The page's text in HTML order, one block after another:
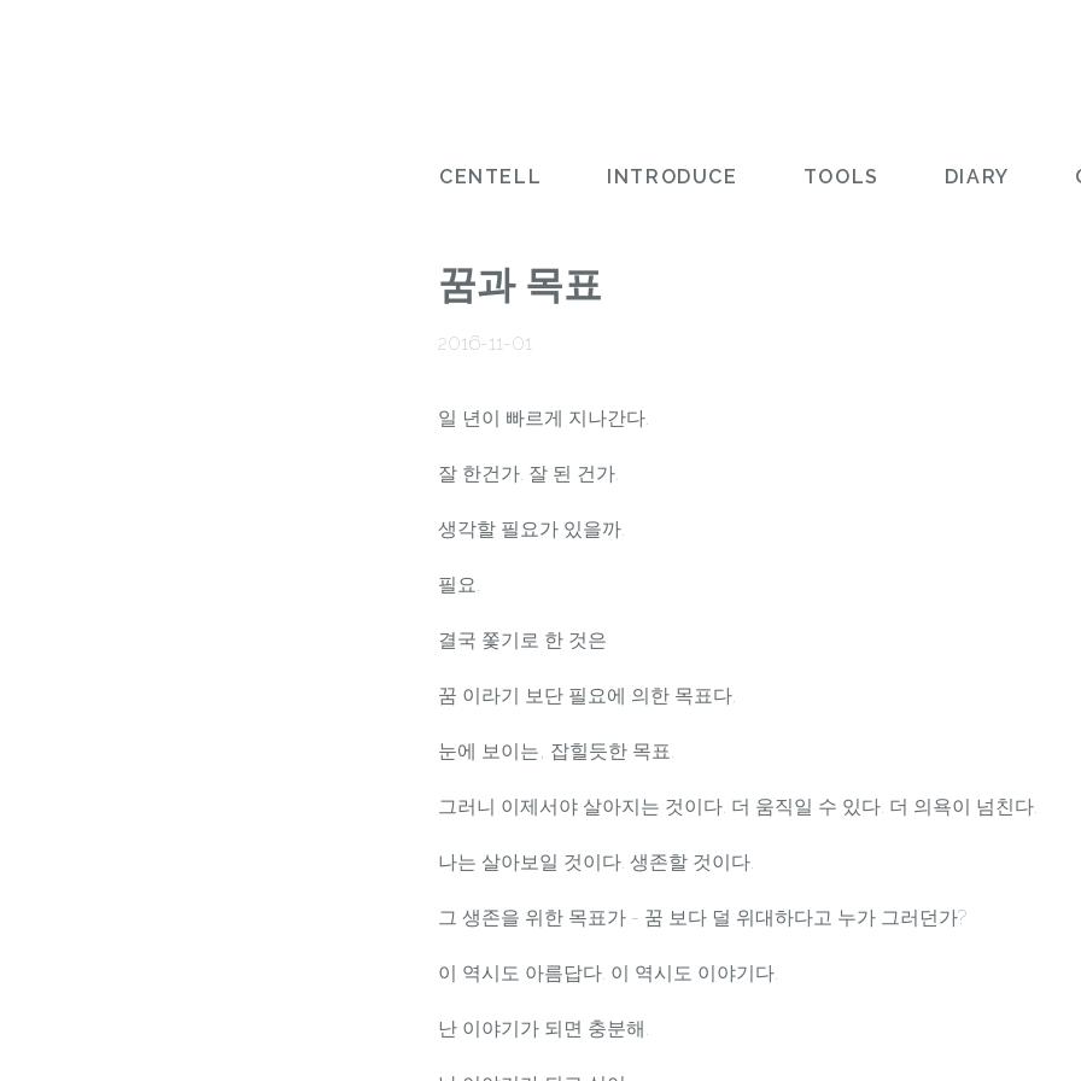
CENTELL INTRODUCE TOOLS DIARY
꿈과 목표
2016-11-01
일 년이 빠르게 지나간다.
잘 한건가. 잘 된 건가.
생각할 필요가 있을까.
필요.
결국 쫓기로 한 것은
꿈 이라기 보단 필요에 의한 목표다.
눈에 보이는, 잡힐듯한 목표.
그러니 이제서야 살아지는 것이다. 더 움직일 수 있다. 더 의욕이 넘친다.
나는 살아보일 것이다. 생존할 것이다.
그 생존을 위한 목표가 - 꿈 보다 덜 위대하다고 누가 그러던가?
이 역시도 아름답다. 이 역시도 이야기다.
난 이야기가 되면 충분해.